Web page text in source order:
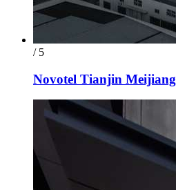
/ 5
Novotel Tianjin Meijiang